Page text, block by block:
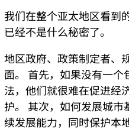
我们在整个亚太地区看
已经不是什么秘密了。
地区政府、政策制定者
面。 首先，如果没有一
法，他们就很难在促进
护。 其次，如何发展城
续发展能力，同时保护本